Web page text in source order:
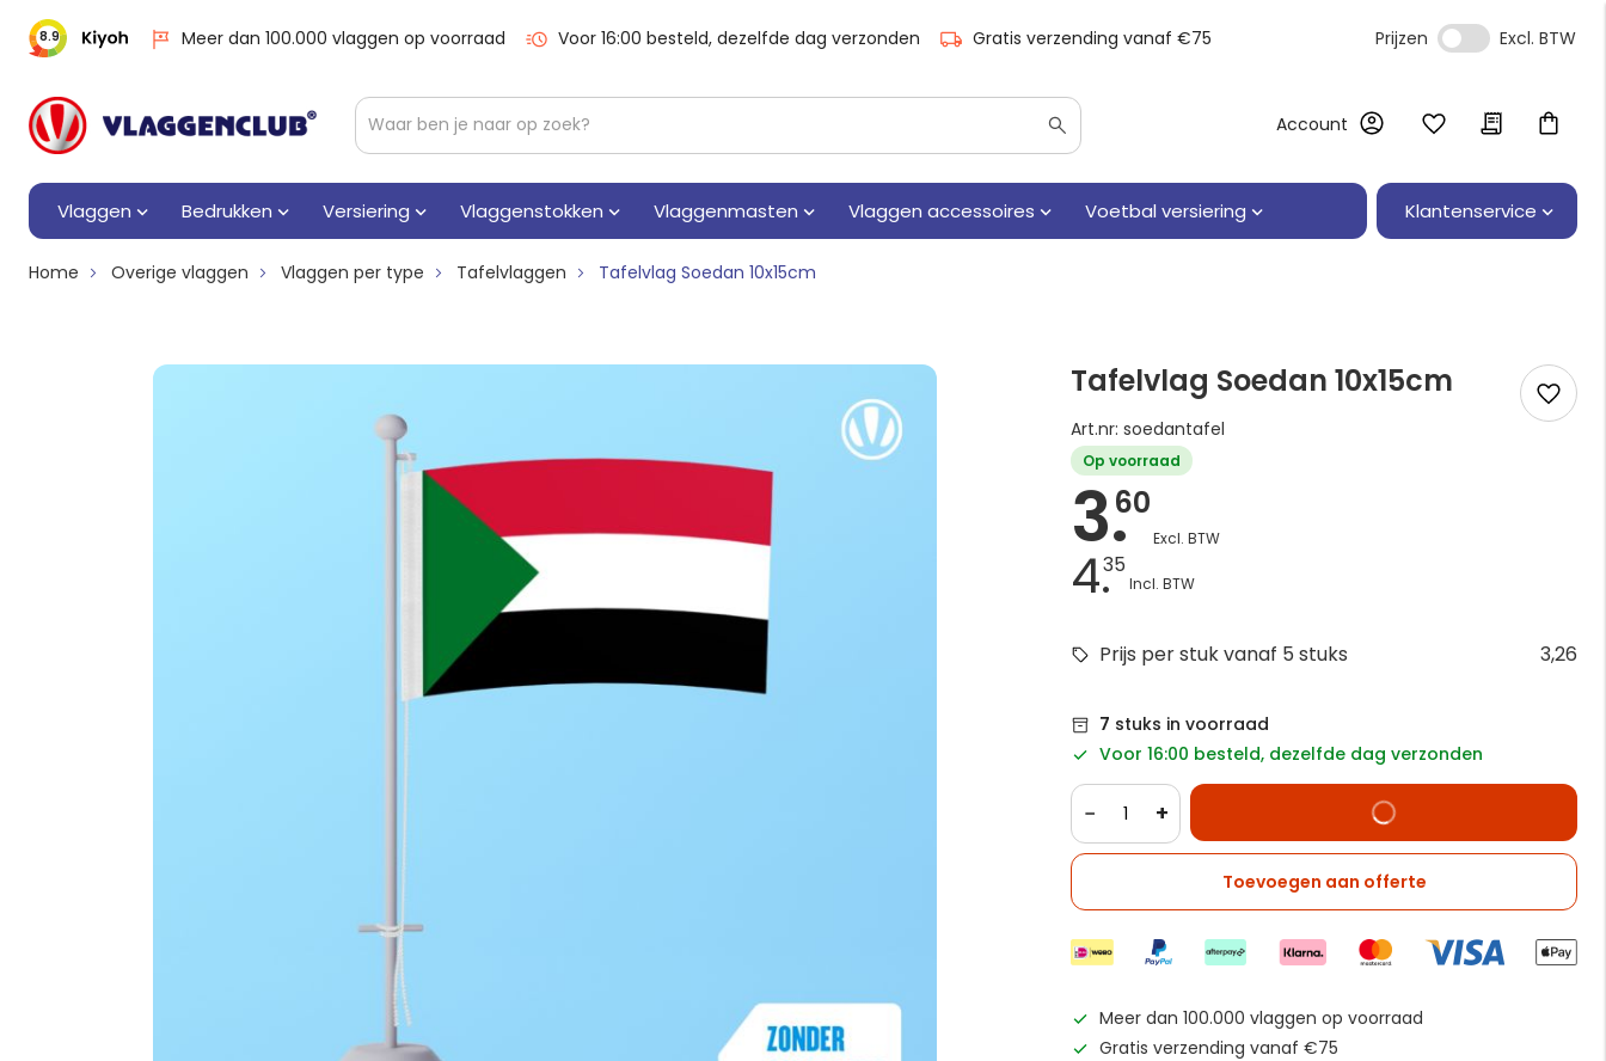
8.9 Meer dan 100.000 vlaggen op voorraad Voor 16:00 besteld, dezelfde dag verzonden Gratis verzending vanaf €75 Prijzen
Account
Vlaggen Bedrukken Versiering Vlaggenstokken Vlaggenmasten Vlaggen accessoires Voetbal versiering Klantenservice
Home Overige vlaggen Vlaggen per type Tafelvlaggen Tafelvlag Soedan 10x15cm
Tafelvlag Soedan 10x15cm
Art.nr: soedantafel
Op voorraad
3.60
4.35
Prijs per stuk vanaf 5 stuks 3,26
7 stuks in voorraad
Voor 16:00 besteld, dezelfde dag verzonden
− +
Toevoegen aan offerte
Meer dan 100.000 vlaggen op voorraad
Gratis verzending vanaf €75